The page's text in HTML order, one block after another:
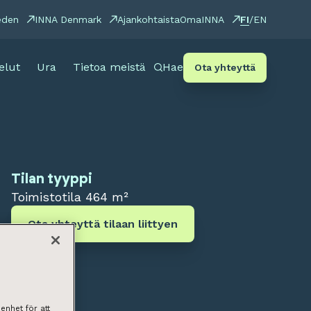
INNA Denmark AjankohtaistaOmaINNA FI/EN
Ura Tietoa meistä Hae Ota yhteyttä
Tilan tyyppi
Toimistotila 464 m²
Ota yhteyttä tilaan liittyen
för att